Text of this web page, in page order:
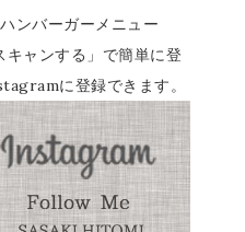
ンバーガーメニュー
ャンする」で簡単に登
に登録できます。